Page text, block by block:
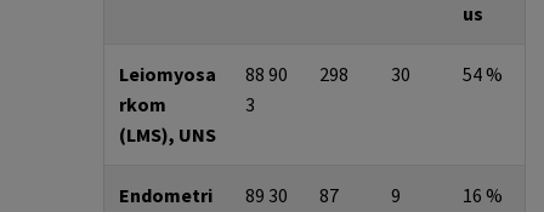
us
Leiomyosa
rkom
(LMS), UNS
88 90
3
298 30 54 %
Endometri
89 30
87 9 16 %